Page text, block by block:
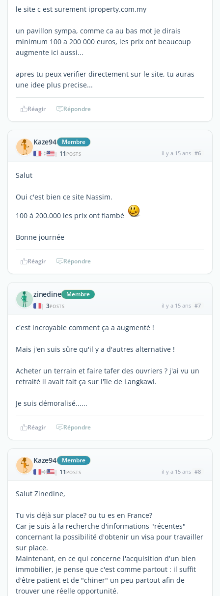
le site c est surement iproperty.com.my
un pavillon sympa, comme ca au bas mot je dirais
minimum 100 a 200 000 euros, les prix ont beaucoup
augmente ici aussi...
apres tu peux verifier directement sur le site, tu auras
une idee plus precise...
Réagir Répondre
Kaze94 Membre
| 11 POSTS il y a 15 ans #6
Salut
Oui c'est bien ce site Nassim.
100 à 200.000 les prix ont flambé
Bonne journée
Réagir Répondre
zinedine Membre
| 3POSTS il y a 15 ans #7
c'est incroyable comment ça a augmenté !
Mais j'en suis sûre qu'il y a d'autres alternative !
Acheter un terrain et faire tafer des ouvriers ? j'ai vu un
retraité il avait fait ça sur l'île de Langkawi.
Je suis démoralisé......
Réagir Répondre
Kaze94 Membre
| 11 POSTS il y a 15 ans #8
Salut Zinedine,
Tu vis déjà sur place? ou tu es en France?
Car je suis à la recherche d'informations "récentes"
concernant la possibilité d'obtenir un visa pour travailler
sur place.
Maintenant, en ce qui concerne l'acquisition d'un bien
immobilier, je pense que c'est comme partout : il suffit
d'être patient et de "chiner" un peu partout afin de
trouver une réelle opportunité.